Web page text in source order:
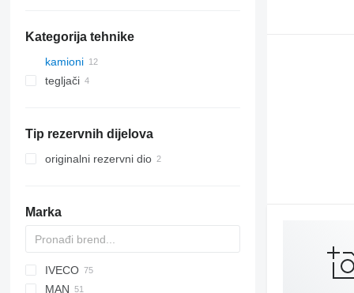
Kategorija tehnike
kamioni
tegljači
Tip rezervnih dijelova
originalni rezervni dio
Marka
BM
XF
AC
M series
RT
IVECO
EuroCargo
NPR
PC
KMK
LTM
R-series
MAN